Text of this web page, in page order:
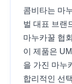
콤비타는 마
벌 대표 브랜
마누카꿀 협
이 제품은
을 가진 마누
합리적인 선